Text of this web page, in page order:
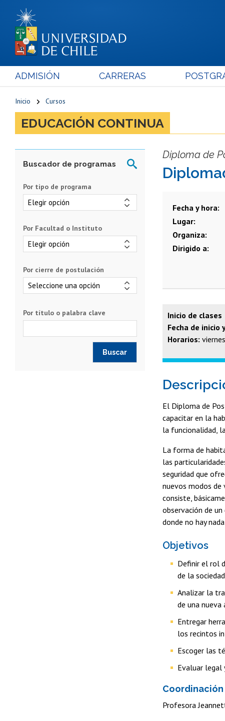
ADMISIÓN CARRERAS
Inicio Cursos
EDUCACIÓN CONTINUA
Diploma de
Fecha y hora
Lugar
Organiza
Dirigido a
Inicio de clases
Fecha de
Horarios:
El Diploma de
capacitar en la
la funcionalidad,
La forma de
las
seguridad que
nuevos modos
consiste,
observación de
donde no hay
Objetivos
Definir el rol
de la
Analizar la
de una
Entregar
los recintos
Escoger las
Evaluar legal
Profesora
Por tipo de programa
Por Facultad o Instituto
Por cierre de postulación
Por título o palabra clave